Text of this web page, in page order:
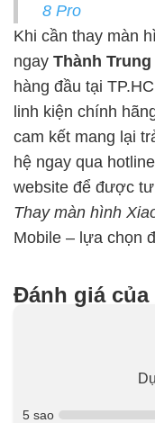
8 Pro
Khi cần thay màn
ngay Thành
hàng đầu tại
linh kiện chính
cam kết mang lại
hệ ngay qua
website để được
Thay màn hình
Mobile – lựa chọn
Đánh giá của
5 sao